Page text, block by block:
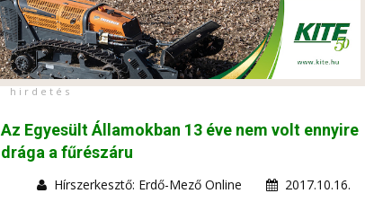
h i r d e t é s
Az Egyesült Államokban 13 éve nem volt ennyire
drága a fűrészáru
Hírszerkesztő: Erdő-Mező Online 2017.10.16.